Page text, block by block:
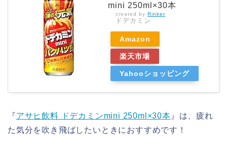
mini 250ml×30本
created by Rinker
ドデカミン
Amazon
楽天市場
Yahooショッピング
『アサヒ飲料 ドデカミンmini 250ml×30本 』は、疲れ
た気分を吹き飛ばしたいときにおすすめです！